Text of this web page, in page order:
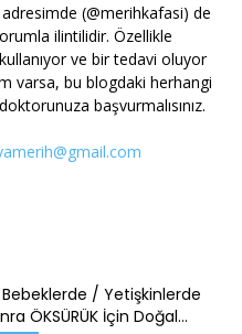
(@merihkafasi) de
ilintilidir. Özellikle
ve bir tedavi oluyor
varsa, bu blogdaki herhangi
başvurmalısınız.
/ Yetişkinlerde
ÖKSÜRÜK İçin Doğal...